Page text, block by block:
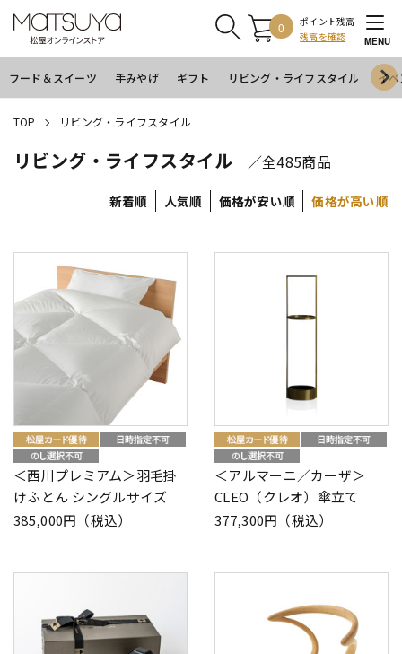
0
ポイント残高
残高を確認
MENU
フード＆スイーツ 手みやげ ギフト リビング・ライフスタイル イ
TOP リビング・ライフスタイル
リビング・ライフスタイル ／全485商品
新着順 人気順 価格が安い順 価格が高い順
＜西川プレミアム＞羽毛掛
けふとん シングルサイズ
385,000円（税込）
＜アルマーニ／カーザ＞
CLEO（クレオ）傘立て
377,300円（税込）